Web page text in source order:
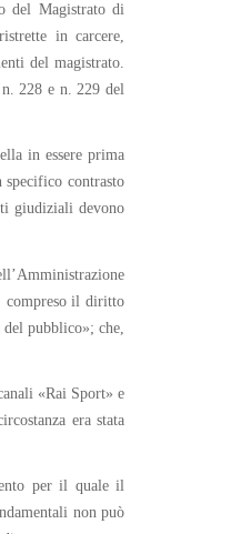
del Magistrato di
in carcere,
del magistrato.
228 e n. 229 del
in essere prima
contrasto
giudiziali devono
compreso il diritto
pubblico»; che,
«Rai Sport» e
era stata
per il quale il
non può